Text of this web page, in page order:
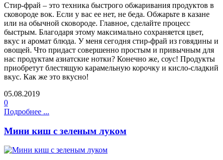
Стир-фрай – это техника быстрого обжаривания продуктов в
сковороде вок. Если у вас ее нет, не беда. Обжарьте в казане
или на обычной сковороде. Главное, сделайте процесс
быстрым. Благодаря этому максимально сохраняется цвет,
вкус и аромат блюда. У меня сегодня стир-фрай из говядины и
овощей. Что придаст совершенно простым и привычным для
нас продуктам азиатские нотки? Конечно же, соус! Продукты
приобретут блестящую карамельную корочку и кисло-сладкий
вкус. Как же это вкусно!
05.08.2019
0
Подробнее ...
Мини киш с зеленым луком